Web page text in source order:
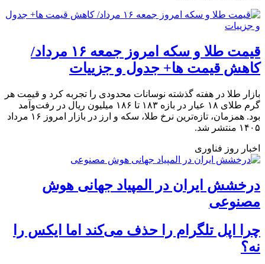
قیمت طلا و سکه امروز جمعه ۱۶ مرداد/
کاهش قیمت ها+ جدول و جزییات
بازار طلا در هفته گذشته نوسانات محدودی را تجربه کرد و قیمت هر
گرم طلای ۱۸ عیار در بازه ۱۸۳ تا ۱۸۶ میلیون ریال در رفت‌وآمد
بود. همزمان، تازه‌ترین نرخ طلا، سکه و ارز در بازار امروز ۱۶ مرداد
۱۴۰۵ منتشر شد.
اخبار روز فناوری
درخشش ایران در المپیاد جهانی هوش
مصنوعی
چرا اپل تلگرام را حذف می‌کند اما ایکس را
نه؟